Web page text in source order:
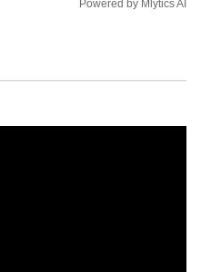
Powered by Mlytics AI